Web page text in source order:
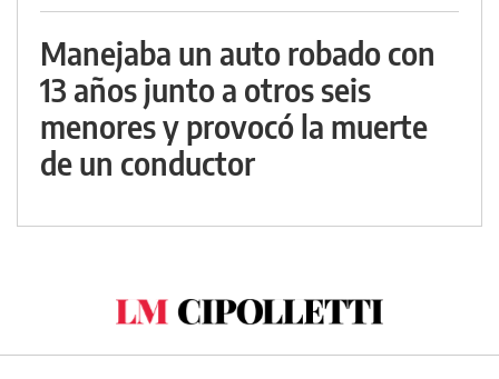
Manejaba un auto robado con
13 años junto a otros seis
menores y provocó la muerte
de un conductor